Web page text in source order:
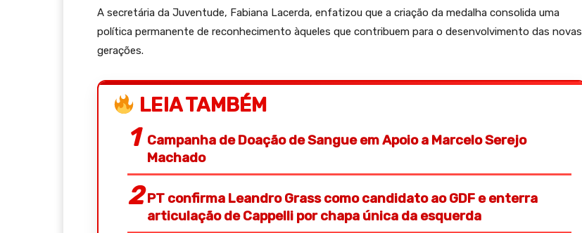
A secretária da Juventude, Fabiana Lacerda, enfatizou que a criação da medalha consolida uma
política permanente de reconhecimento àqueles que contribuem para o desenvolvimento das novas
gerações.
LEIA TAMBÉM
Campanha de Doação de Sangue em Apoio a Marcelo Serejo
Machado
PT confirma Leandro Grass como candidato ao GDF e enterra
articulação de Cappelli por chapa única da esquerda